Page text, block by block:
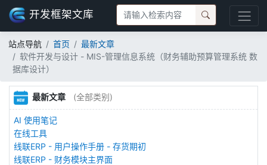
开发框架文库
站点导航 首页
最新文章
软件开发与设计 - MIS-管理信息系统（财务辅助预算管理系统 数
据库设计）
最新文章 (全部类别)
AI 使用笔记
在线工具
线联ERP - 用户操作手册 - 存货期初
线联ERP - 财务模块主界面